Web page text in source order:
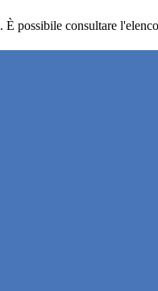
possibile consultare